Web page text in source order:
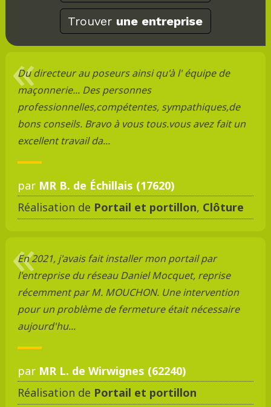
Trouver une entreprise
Du directeur au poseurs ainsi qu'à l' équipe de
maçonnerie... Des personnes
professionnelles,compétentes, sympathiques,de
bons conseils. Bravo à vous tous.vous avez fait un
excellent travail da...
par MR B. de Échillais (17620)
Réalisation de Portail et portillon, Clôture
En 2021, j'avais fait installer mon portail par
l'entreprise du réseau Daniel Mocquet, reprise
récemment par M. MOUCHON. Une intervention
pour un problème de fermeture était nécessaire
aujourd'hu...
par MR L. de Wirwignes (62240)
Réalisation de Portail et portillon